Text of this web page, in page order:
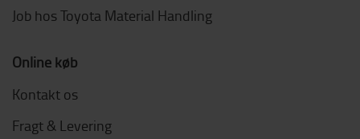
Job hos Toyota Material Handling
Online køb
Kontakt os
Fragt & Levering